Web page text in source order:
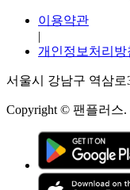
이용약관
|
개인정보처리방
서울시 강남구 역삼로
Copyright © 팬플러스.